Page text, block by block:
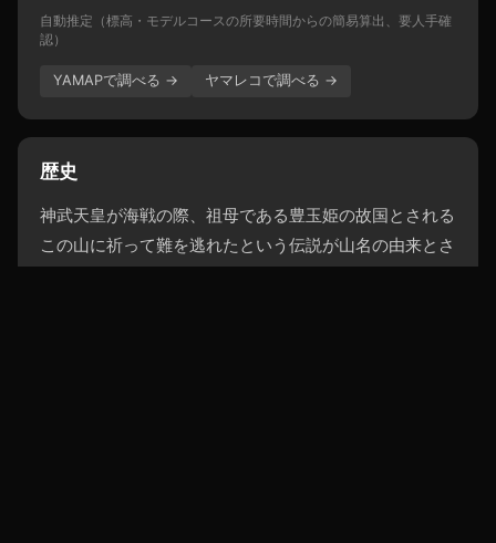
自動推定（標高・モデルコースの所要時間からの簡易算出、要人手確
認）
YAMAPで調べる → ヤマレコで調べる →
歴史
神武天皇が海戦の際、祖母である豊玉姫の故国とされる
この山に祈って難を逃れたという伝説が山名の由来とさ